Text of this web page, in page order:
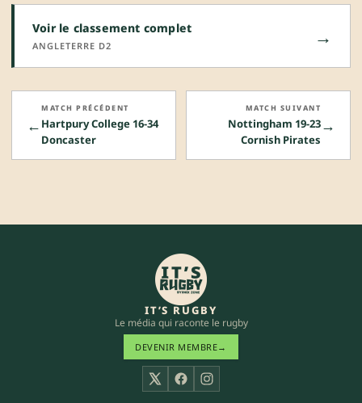
Voir le classement complet
ANGLETERRE D2 →
←
MATCH PRÉCÉDENT
Hartpury College 16-34
Doncaster
→
MATCH SUIVANT
Nottingham 19-23
Cornish Pirates
IT’S RUGBY
Le média qui raconte le rugby
DEVENIR MEMBRE→
X FacebookInstagram